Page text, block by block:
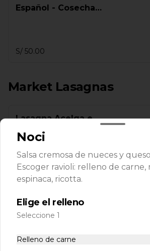
Español - Cosecha
S/ 50.00
Market Lasagnas
Lasagna Acelga e
Pancetta congelada
Acelga fresca, tocino y salsa blanca.
S/ 55.00
Lasagna Quattro
Formaggi congelada
Noci
Salsa cremosa de nueces y
Escoger ravioli: relleno de carne,
espinaca, ricotta.
Elige el relleno
Seleccione 1
Relleno de carne